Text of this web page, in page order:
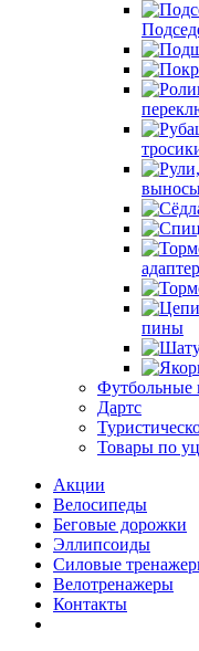
пины
Футбольные
Дартс
Товары по
Акции
Велосипеды
Беговые дорожки
Эллипсоиды
Силовые
Велотренажеры
Контакты